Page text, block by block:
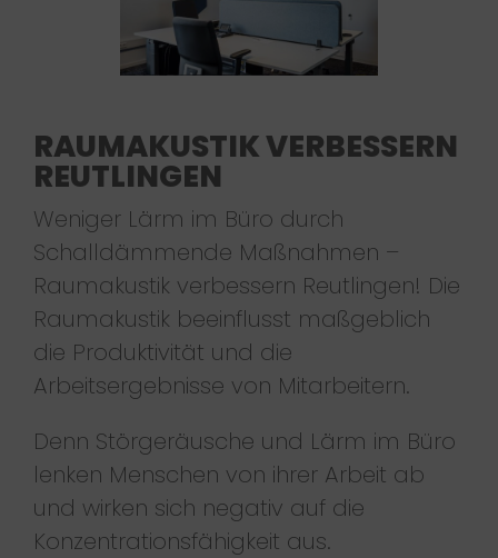
RAUMAKUSTIK VERBESSERN
REUTLINGEN
Weniger Lärm im Büro durch
Schalldämmende Maßnahmen –
Raumakustik verbessern Reutlingen! Die
Raumakustik beeinflusst maßgeblich
die Produktivität und die
Arbeitsergebnisse von Mitarbeitern.
Denn Störgeräusche und Lärm im Büro
lenken Menschen von ihrer Arbeit ab
und wirken sich negativ auf die
Konzentrationsfähigkeit aus.